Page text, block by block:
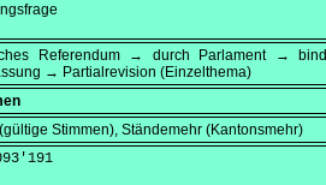
Referendum → durch Parlament →
→ Partialrevision (Einzelthema)
Stimmen), Ständemehr (Kantonsmehr)